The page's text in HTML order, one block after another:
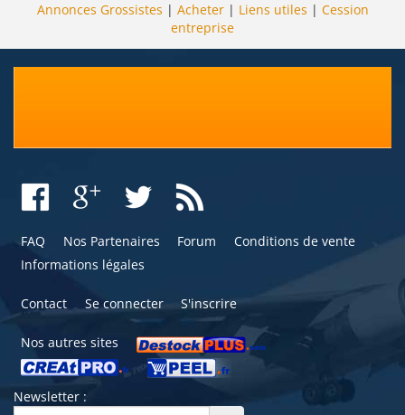
Annonces Grossistes | Acheter| Liens utiles | Cession
entreprise
FAQ Nos Partenaires Forum
Conditions de vente
Informations légales
Contact Se connecter S'inscrire
Nos autres sites
Newsletter :